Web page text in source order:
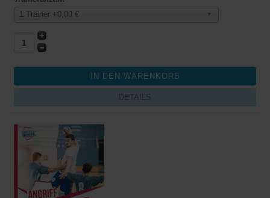
1 Trainer +0,00 €
DETAILS